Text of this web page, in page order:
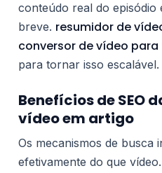
conteúdo real do episódio
breve. resumidor de
conversor de vídeo
para tornar isso escalável.
Benefícios de SEO
vídeo em artigo
Os mecanismos de busca
efetivamente do que